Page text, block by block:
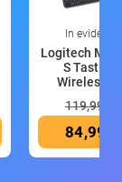
In evidenza
Logitech MX
S Tastiera
Wireless
119,99 €
84,99 €